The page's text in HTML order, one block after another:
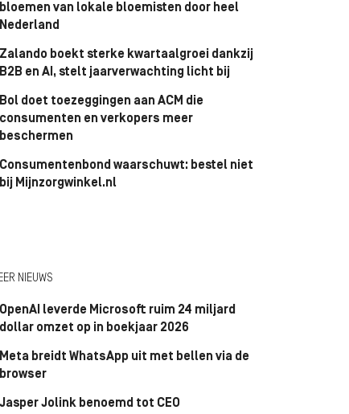
bloemen van lokale bloemisten door heel
Nederland
Zalando boekt sterke kwartaalgroei dankzij
B2B en AI, stelt jaarverwachting licht bij
Bol doet toezeggingen aan ACM die
consumenten en verkopers meer
beschermen
Consumentenbond waarschuwt: bestel niet
bij Mijnzorgwinkel.nl
NIEUWS
OpenAI leverde Microsoft ruim 24 miljard
dollar omzet op in boekjaar 2026
Meta breidt WhatsApp uit met bellen via de
browser
Jasper Jolink benoemd tot CEO